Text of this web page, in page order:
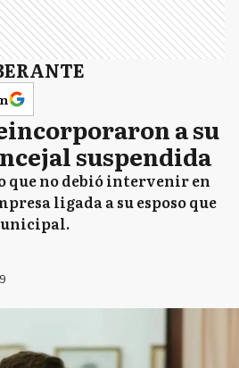
a su
suspendida
que no debió intervenir en
ligada a su esposo que